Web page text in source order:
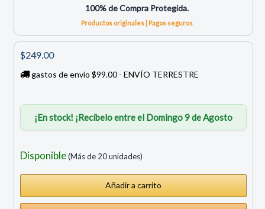
100% de Compra Protegida.
Productos originales | Pagos seguros
$249.00
gastos de envío $99.00 - ENVÍO TERRESTRE
¡En stock! ¡Recíbelo entre el Domingo 9 de Agosto
Disponible(Más de 20 unidades)